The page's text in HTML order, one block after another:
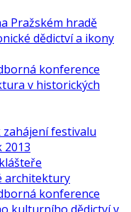
Pražském hradě
dědictví a ikony
konference
v historických
festivalu
2013
architektury
konference